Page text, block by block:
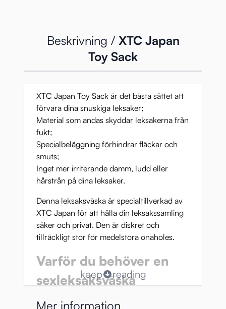
Beskrivning / XTC Japan
Toy Sack
XTC Japan Toy Sack är det bästa sättet att
förvara dina snuskiga leksaker;
Material som andas skyddar leksakerna från
fukt;
Specialbeläggning förhindrar fläckar och
smuts;
Inget mer irriterande damm, ludd eller
hårstrån på dina leksaker.
Denna leksaksväska är specialtillverkad av
XTC Japan för att hålla din leksakssamling
säker och privat. Den är diskret och
tillräckligt stor för medelstora onaholes.
Varför du behöver en
sexleksaksväska
Att underhålla leksaker på rätt sätt är viktigt
keep reading
Mer information